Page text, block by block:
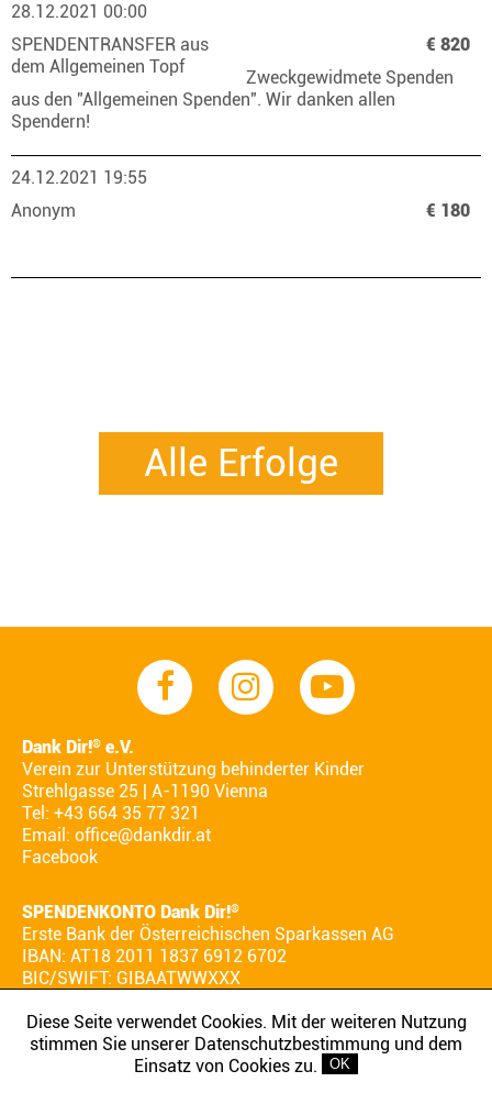
28.12.2021 00:00
SPENDENTRANSFER aus
dem Allgemeinen Topf
€ 820
Zweckgewidmete Spenden
aus den "Allgemeinen Spenden". Wir danken allen
Spendern!
24.12.2021 19:55
Anonym
€ 180
Alle Erfolge
Dank Dir!® e.V.
Verein zur Unterstützung behinderter Kinder
Strehlgasse 25 | A-1190 Vienna
Tel: +43 664 35 77 321
Email: office@dankdir.at
Facebook
SPENDENKONTO Dank Dir!®
Erste Bank der Österreichischen Sparkassen AG
IBAN: AT18 2011 1837 6912 6702
BIC/SWIFT: GIBAATWWXXX
AGB IMPRESSUM DATENSCHUTZ
Diese Seite verwendet Cookies. Mit der weiteren Nutzung
stimmen Sie unserer Datenschutzbestimmung und dem
Einsatz von Cookies zu.
OK